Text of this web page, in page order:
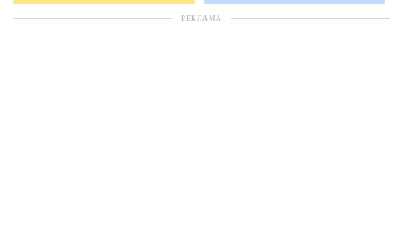
РЕКЛАМА